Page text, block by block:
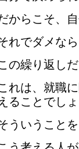
からこそ、自
れでダメなら
の繰り返しだ
れは、就職に
ることでしょ
ういうことを